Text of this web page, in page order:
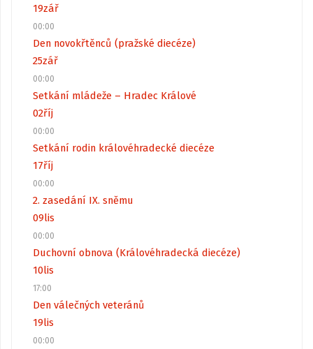
19zář
00:00
Den novokřtěnců (pražské diecéze)
25zář
00:00
Setkání mládeže – Hradec Králové
02říj
00:00
Setkání rodin královéhradecké diecéze
17říj
00:00
2. zasedání IX. sněmu
09lis
00:00
Duchovní obnova (Královéhradecká diecéze)
10lis
17:00
Den válečných veteránů
19lis
00:00